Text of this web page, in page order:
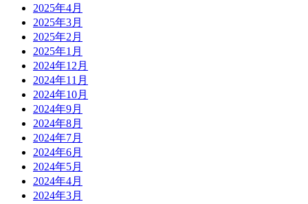
2025年4月
2025年3月
2025年2月
2025年1月
2024年12月
2024年11月
2024年10月
2024年9月
2024年8月
2024年7月
2024年6月
2024年5月
2024年4月
2024年3月